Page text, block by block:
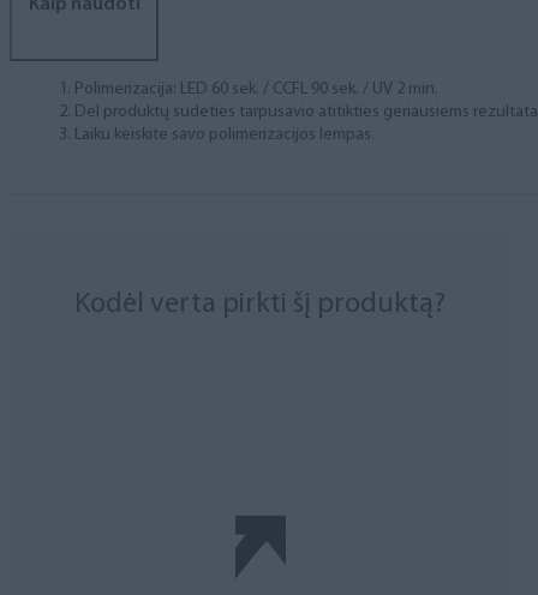
Kaip naudoti
Polimerizacija: LED 60 sek. / CCFL 90 sek. / UV 2 min.
Dėl produktų sudėties tarpusavio atitikties geriausiems
Laiku keiskite savo polimerizacijos lempas.
Kodėl verta pirkti šį produktą?